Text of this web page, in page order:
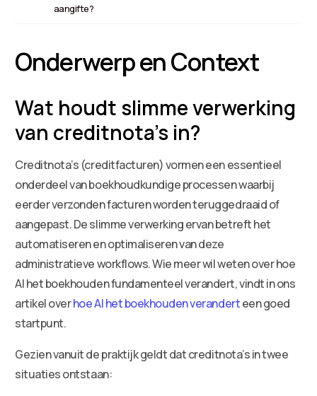
aangifte?
Onderwerp en Context
Wat houdt slimme verwerking
van creditnota’s in?
Creditnota’s (creditfacturen) vormen een essentieel
onderdeel van boekhoudkundige processen waarbij
eerder verzonden facturen worden teruggedraaid of
aangepast. De slimme verwerking ervan betreft het
automatiseren en optimaliseren van deze
administratieve workflows. Wie meer wil weten over hoe
AI het boekhouden fundamenteel verandert, vindt in ons
artikel overhoe AI het boekhouden veranderteen goed
startpunt.
Gezien vanuit de praktijk geldt dat creditnota’s in twee
situaties ontstaan: